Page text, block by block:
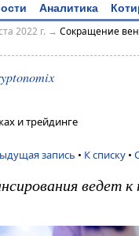
Аналитика
2022 г. → Сокращение
и трейдинге
запись • К списку •
ведет